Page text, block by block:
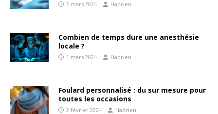
2 mars 2024 Hadrien
Combien de temps dure une anesthésie
locale ?
1 mars 2024 Hadrien
Foulard personnalisé : du sur mesure pour
toutes les occasions
2 février 2024 Hadrien